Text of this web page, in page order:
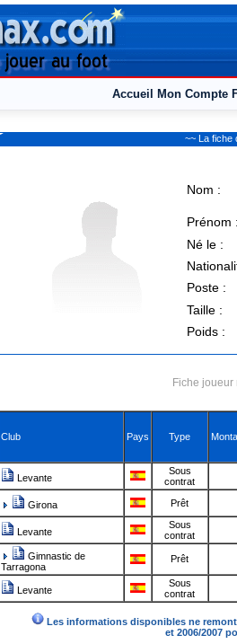
Accueil Mon Compte
~~ La fiche
Nom :
Prénom
Né le :
Poste :
Taille :
Poids :
Fiche
Club Pays Type
Levante
Sous
contrat
Girona Prêt
Levante
Sous
contrat
Gimnastic de
Tarragona
Prêt
Levante
Sous
contrat
Les informations disponibles ne
et 2006/2007